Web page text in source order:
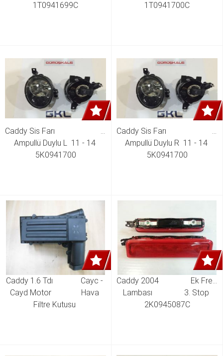
1T0941699C
1T0941700C
Caddy Sis Farı
Ampullü Duylu L  11 - 14
5K0941700
Caddy Sis Farı
Ampullü Duylu R  11 - 14
5K0941700
Caddy 1.6 Tdı              Cayc -
Cayd Motor               Hava
Filtre Kutusu
Caddy 2004                Ek Fren
Lambası                3. Stop
2K0945087C